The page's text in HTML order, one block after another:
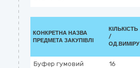
КОНКРЕТНА НАЗВА
ПРЕДМЕТА ЗАКУПІВЛІ
КІЛЬКІСТЬ
/
ОД.ВИМІРУ
Буфер гумовий
16